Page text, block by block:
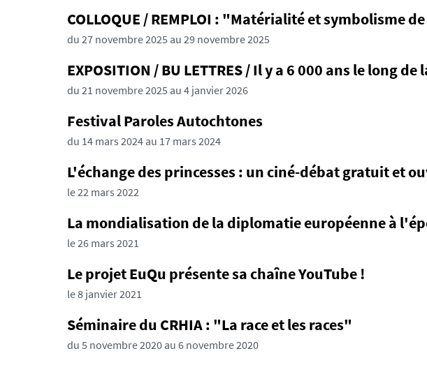
COLLOQUE / REMPLOI : "Matérialité et symbolisme
du 27 novembre 2025 au 29 novembre 2025
EXPOSITION / BU LETTRES / Il y a 6 000 ans le long
du 21 novembre 2025 au 4 janvier 2026
Festival Paroles Autochtones
du 14 mars 2024 au 17 mars 2024
L'échange des princesses : un ciné-débat gratuit et
le 22 mars 2022
La mondialisation de la diplomatie européenne à
le 26 mars 2021
Le projet EuQu présente sa chaîne YouTube !
le 8 janvier 2021
Séminaire du CRHIA : "La race et les races"
du 5 novembre 2020 au 6 novembre 2020